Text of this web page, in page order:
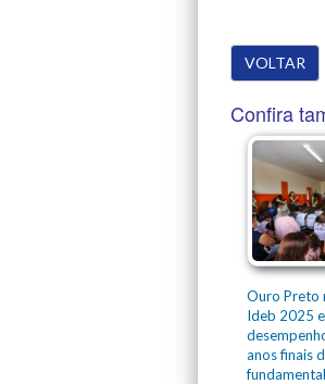
VOLTAR
Confira
Ouro Preto
Ideb 2025
anos finais
fundamental